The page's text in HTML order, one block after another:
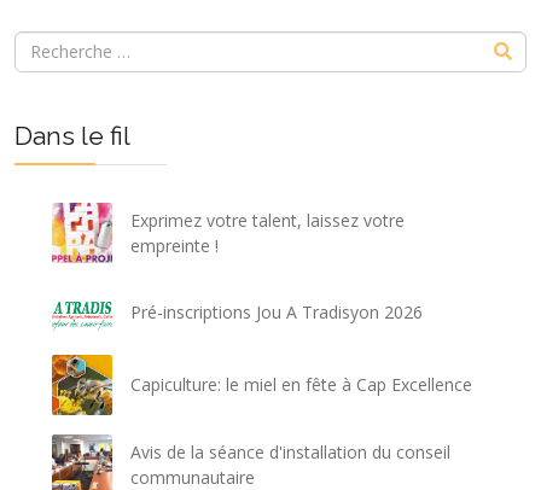
Dans le fil
Exprimez votre talent, laissez votre
empreinte !
Pré-inscriptions Jou A Tradisyon 2026
Capiculture: le miel en fête à Cap Excellence
Avis de la séance d'installation du conseil
communautaire